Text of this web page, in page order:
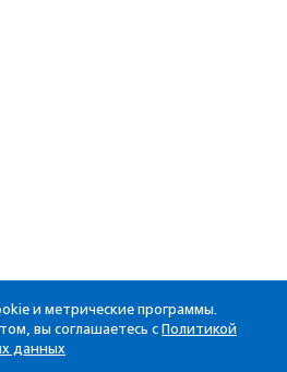
и метрические программы.
вы соглашаетесь с Политикой
данных